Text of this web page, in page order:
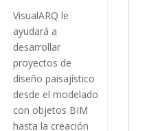
VisualARQ le
ayudará a
desarrollar
proyectos de
diseño paisajístico
desde el modelado
con objetos BIM
hasta la creación